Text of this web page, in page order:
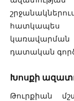
հատկապես
կառավարման
դատական
Խոսքի
Թուրքիան